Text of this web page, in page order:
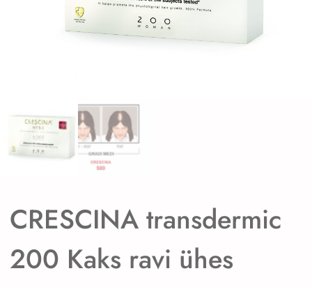
CRESCINA transdermic
200 Kaks ravi ühes